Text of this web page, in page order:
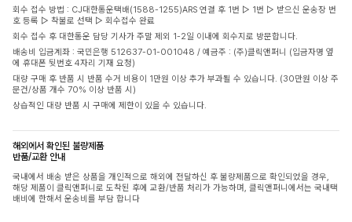
회수 접수 방법 : CJ대한통운택배(1588-1255)ARS 연결 후 1번 ▷ 1번 ▷ 받으신 운송장 번
호 등록 ▷ 착불로 선택 ▷ 회수접수 완료
회수 접수 후 대한통운 담당 기사가 주말 제외 1-2일 이내에 회수지로 방문합니다.
배송비 입금계좌 : 국민은행 512637-01-001048 / 예금주 : (주)클릭앤퍼니 (입금자명 옆
에 휴대폰 뒷번호 4자리 기재 요청)
대량 구매 후 반품 시 반품 수거 비용이 1만원 이상 추가 부과될 수 있습니다. (30만원 이상 주
문건/상품 개수 70% 이상 반품 시)
상습적인 대량 반품 시 구매에 제한이 있을 수 있습니다.
해외에서 확인된 불량제품
반품/교환 안내
국내에서 배송 받은 상품을 개인적으로 해외에 전달하신 후 불량제품으로 확인되었을 경우,
해당 제품이 클릭앤퍼니로 도착된 후에 교환/반품 처리가 가능하며, 클릭앤퍼니에서는 국내택
배비에 한해서 운송비를 부담 합니다